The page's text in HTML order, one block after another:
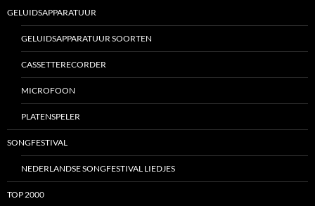
GELUIDSAPPARATUUR
GELUIDSAPPARATUUR SOORTEN
CASSETTERECORDER
MICROFOON
PLATENSPELER
SONGFESTIVAL
NEDERLANDSE SONGFESTIVAL LIEDJES
TOP 2000